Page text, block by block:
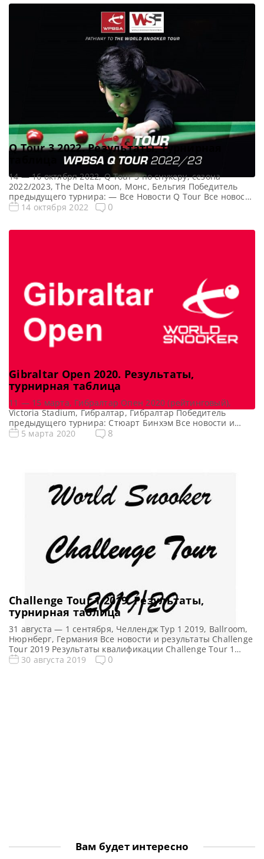
Q Tour 3 2022. Результаты, турнирная
14 — 16 октября 2022, Q Tour 3 по снукеру, сезона
2022/2023, The Delta Moon, Монс, Бельгия Победитель
предыдущего турнира: — Все Новости Q Tour Все новости
и результаты Q Tour 3 (2022/23) Квалификация Q Tour 3
14 октября 2022 0
Gibraltar Open 2020. Результаты,
турнирная таблица
11 — 15 марта, Гибралтар Опен 2020 (рейтинговый),
Victoria Stadium, Гибралтар, Гибралтар Победитель
предыдущего турнира: Стюарт Бинхэм Все новости и
результаты Gibraltar Open 2020 Квалификация Gibraltar
5 марта 2020 8
Challenge Tour 1 2019. Результаты,
турнирная таблица
31 августа — 1 сентября, Челлендж Тур 1 2019, Ballroom,
Нюрнберг, Германия Все новости и результаты Challenge
Tour 2019 Результаты квалификации Challenge Tour 1
2019 Турнирная сетка: 1/16 финала 1/8 финала 1/4
30 августа 2019 0
Вам будет интересно